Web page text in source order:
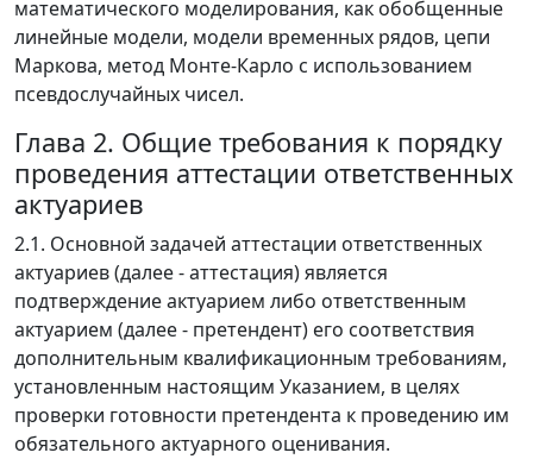
математического моделирования, как обобщенные
линейные модели, модели временных рядов, цепи
Маркова, метод Монте-Карло с использованием
псевдослучайных чисел.
Глава 2. Общие требования к порядку
проведения аттестации ответственных
актуариев
2.1. Основной задачей аттестации ответственных
актуариев (далее - аттестация) является
подтверждение актуарием либо ответственным
актуарием (далее - претендент) его соответствия
дополнительным квалификационным требованиям,
установленным настоящим Указанием, в целях
проверки готовности претендента к проведению им
обязательного актуарного оценивания.